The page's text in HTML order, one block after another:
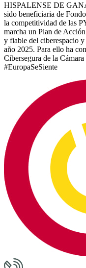
HISPALENSE DE
sido beneficiaria de
la competitividad de las
marcha un Plan de
y fiable del ciberespacio
año 2025. Para ello ha
Cibersegura de la
#EuropaSeSiente